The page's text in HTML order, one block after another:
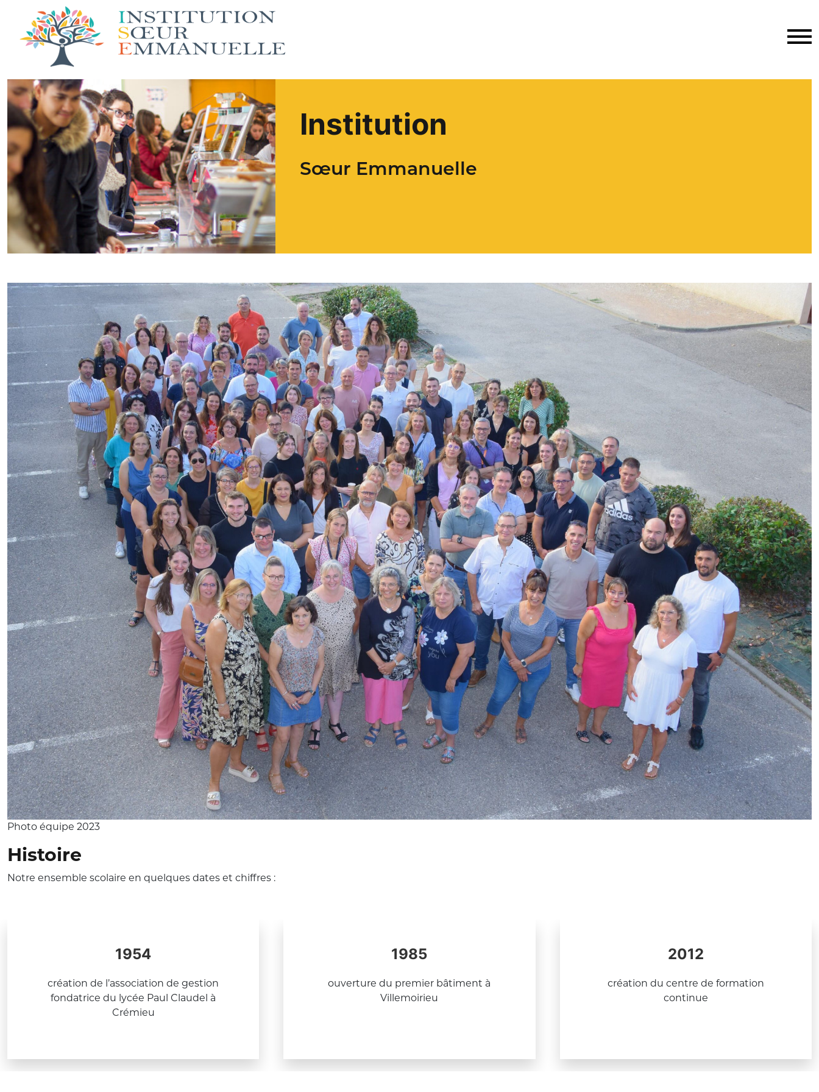
Institution
Sœur Emmanuelle
Photo équipe 2023
Histoire
Notre ensemble scolaire en quelques dates et chiffres :
1954
création de l’association de gestion
fondatrice du lycée Paul Claudel à
Crémieu
1985
ouverture du premier bâtiment à
Villemoirieu
2012
création du centre de formation
continue